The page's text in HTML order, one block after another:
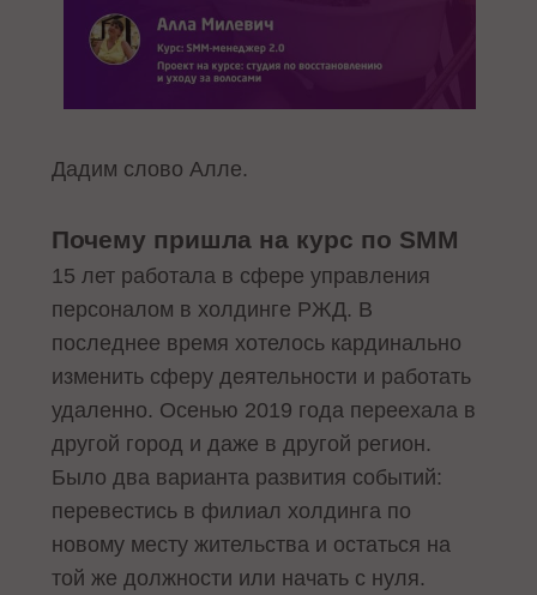
Дадим слово Алле.
Почему пришла на курс по SMM
15 лет работала в сфере управления
персоналом в холдинге РЖД. В
последнее время хотелось кардинально
изменить сферу деятельности и работать
удаленно. Осенью 2019 года переехала в
другой город и даже в другой регион.
Было два варианта развития событий:
перевестись в филиал холдинга по
новому месту жительства и остаться на
той же должности или начать с нуля.